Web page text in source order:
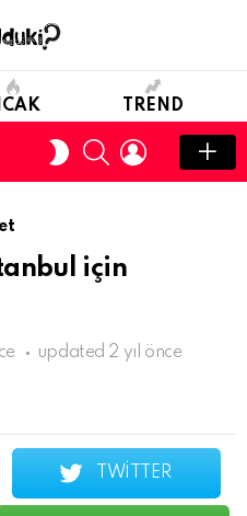
TREND
SWITCH
SKIN
SEARCHLOGIN
için
updated 2 yıl önce
TWITTER